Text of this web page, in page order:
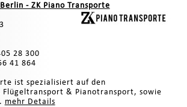
- ZK Piano Transporte
28 300
41 864
ist spezialisiert auf den
& Pianotransport, sowie
mehr Details